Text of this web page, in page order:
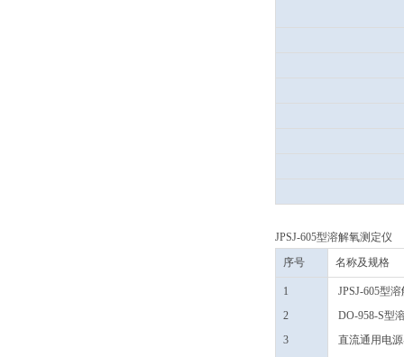
JPSJ-605型溶解氧测定仪
序号
名称及规格
1
2
3
JPSJ-605型
DO-958-S型
直流通用电